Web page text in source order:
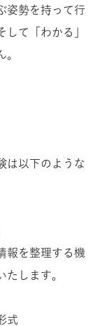
姿勢を持って行
て「わかる」
は以下のような
報を整理する機
します。
式